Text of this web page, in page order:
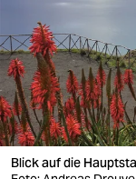
berlin
nord
wahrheit
verlag
Blick auf die